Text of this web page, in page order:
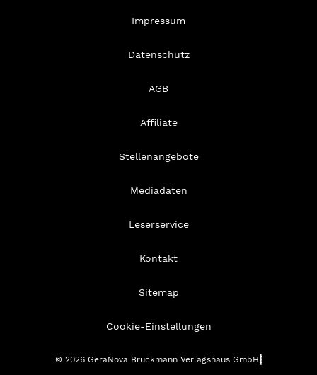
Impressum
Datenschutz
AGB
Affiliate
Stellenangebote
Mediadaten
Leserservice
Kontakt
Sitemap
Cookie-Einstellungen
© 2026 GeraNova Bruckmann Verlagshaus GmbH